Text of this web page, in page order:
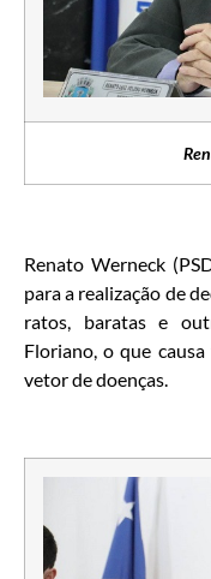
Renato Werneck
para a realização de
ratos, baratas e
Floriano, o que
vetor de doenças.